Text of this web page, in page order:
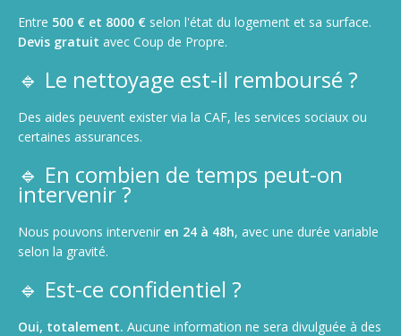
Entre 500 € et 8000 € selon l'état du logement et sa surface.
Devis gratuit avec Coup de Propre.
🔹 Le nettoyage est-il remboursé ?
Des aides peuvent exister via la CAF, les services sociaux ou
certaines assurances.
🔹 En combien de temps peut-on
intervenir ?
Nous pouvons intervenir en 24 à 48h, avec une durée variable
selon la gravité.
🔹 Est-ce confidentiel ?
Oui, totalement. Aucune information ne sera divulguée à des